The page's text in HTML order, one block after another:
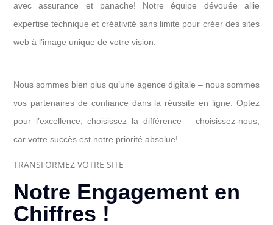
avec assurance et panache! Notre équipe dévouée allie
expertise technique et créativité sans limite pour créer des sites
web à l’image unique de votre vision.
Nous sommes bien plus qu’une agence digitale – nous sommes
vos partenaires de confiance dans la réussite en ligne. Optez
pour l’excellence, choisissez la différence – choisissez-nous,
car votre succès est notre priorité absolue!
TRANSFORMEZ VOTRE SITE
Notre Engagement en
Chiffres !